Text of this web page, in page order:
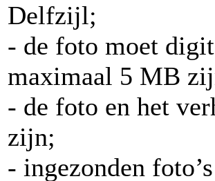
Delfzijl;
- de foto moet
maximaal 5 MB
- de foto en het
zijn;
- ingezonden